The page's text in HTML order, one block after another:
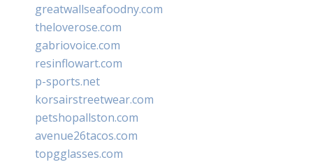
greatwallseafoodny.com
theloverose.com
gabriovoice.com
resinflowart.com
p-sports.net
korsairstreetwear.com
petshopallston.com
avenue26tacos.com
topgglasses.com